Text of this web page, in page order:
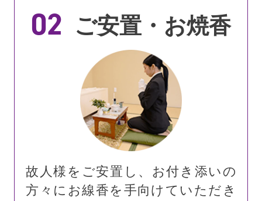
02 ご安置・お焼香
故人様をご安置し、お付き添いの
方々にお線香を手向けていただき